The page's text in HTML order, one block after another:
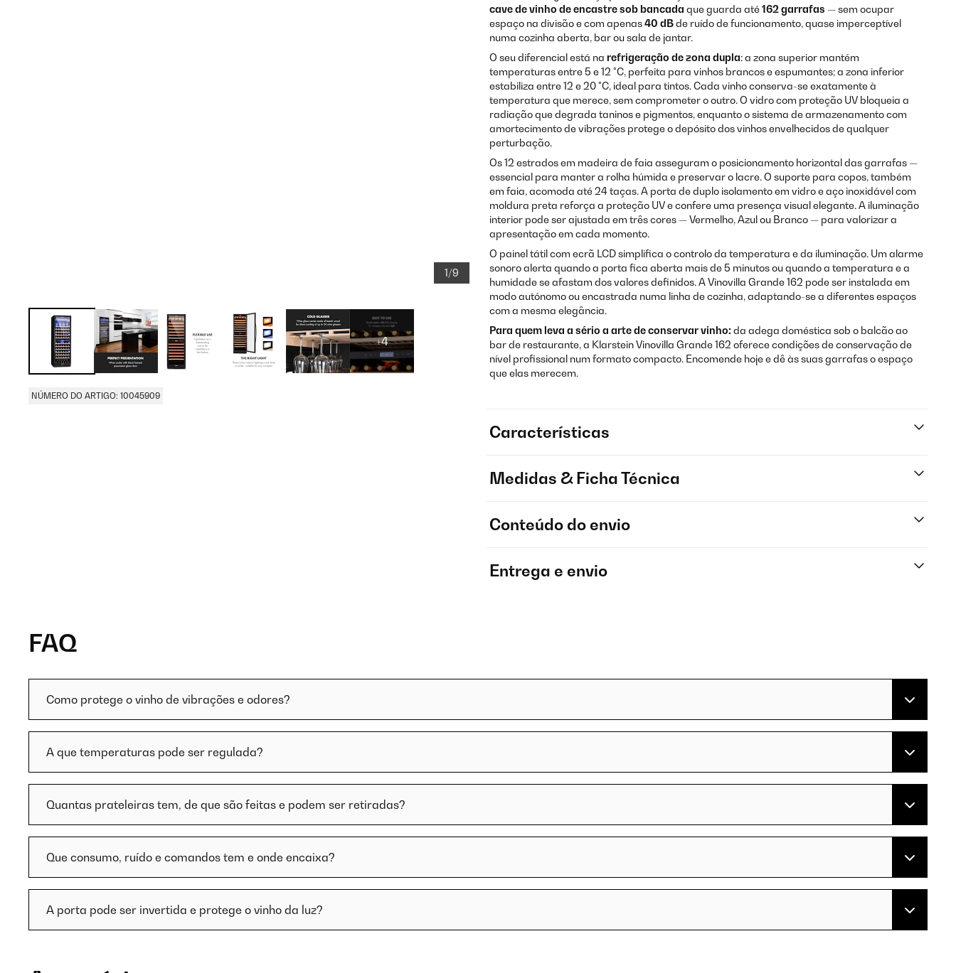
1/9
+4
NÚMERO DO ARTIGO: 10045909
cave de vinho de encastre sob bancada que guarda até162 garrafas — sem ocupar
espaço na divisão e com apenas40 dBde ruído de funcionamento, quase imperceptível
numa cozinha aberta, bar ou sala de jantar.
O seu diferencial está na refrigeração de zona dupla: a zona superior mantém
temperaturas entre 5 e 12 °C, perfeita para vinhos brancos e espumantes; a zona inferior
estabiliza entre 12 e 20 °C, ideal para tintos. Cada vinho conserva-se exatamente à
temperatura que merece, sem comprometer o outro. O vidro com proteção UV bloqueia a
radiação que degrada taninos e pigmentos, enquanto o sistema de armazenamento com
amortecimento de vibrações protege o depósito dos vinhos envelhecidos de qualquer
perturbação.
Os 12 estrados em madeira de faia asseguram o posicionamento horizontal das garrafas —
essencial para manter a rolha húmida e preservar o lacre. O suporte para copos, também
em faia, acomoda até 24 taças. A porta de duplo isolamento em vidro e aço inoxidável com
moldura preta reforça a proteção UV e confere uma presença visual elegante. A iluminação
interior pode ser ajustada em três cores — Vermelho, Azul ou Branco — para valorizar a
apresentação em cada momento.
O painel tátil com ecrã LCD simplifica o controlo da temperatura e da iluminação. Um alarme
sonoro alerta quando a porta fica aberta mais de 5 minutos ou quando a temperatura e a
humidade se afastam dos valores definidos. A Vinovilla Grande 162 pode ser instalada em
modo autónomo ou encastrada numa linha de cozinha, adaptando-se a diferentes espaços
com a mesma elegância.
Para quem leva a sério a arte de conservar vinho: da adega doméstica sob o balcão ao
bar de restaurante, a Klarstein Vinovilla Grande 162 oferece condições de conservação de
nível profissional num formato compacto. Encomende hoje e dê às suas garrafas o espaço
que elas merecem.
Características
Medidas & Ficha Técnica
Conteúdo do envio
Entrega e envio
FAQ
Como protege o vinho de vibrações e odores?
A que temperaturas pode ser regulada?
Quantas prateleiras tem, de que são feitas e podem ser retiradas?
Que consumo, ruído e comandos tem e onde encaixa?
A porta pode ser invertida e protege o vinho da luz?